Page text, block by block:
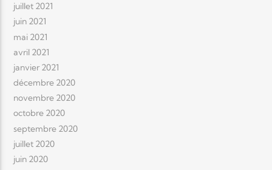
juillet 2021
juin 2021
mai 2021
avril 2021
janvier 2021
décembre 2020
novembre 2020
octobre 2020
septembre 2020
juillet 2020
juin 2020